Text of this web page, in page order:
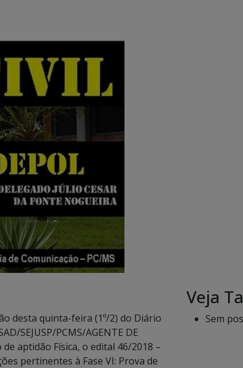
desta quinta-feira (1º/2) do Diário
SEJUSP/PCMS/AGENTE DE
de aptidão Física, o edital 46/2018 –
pertinentes à Fase VI: Prova de
Veja
Sem